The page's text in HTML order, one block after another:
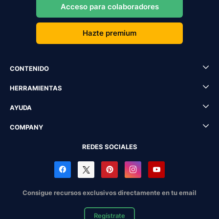
Acceso para colaboradores
Hazte premium
CONTENIDO
HERRAMIENTAS
AYUDA
COMPANY
REDES SOCIALES
Consigue recursos exclusivos directamente en tu email
Regístrate